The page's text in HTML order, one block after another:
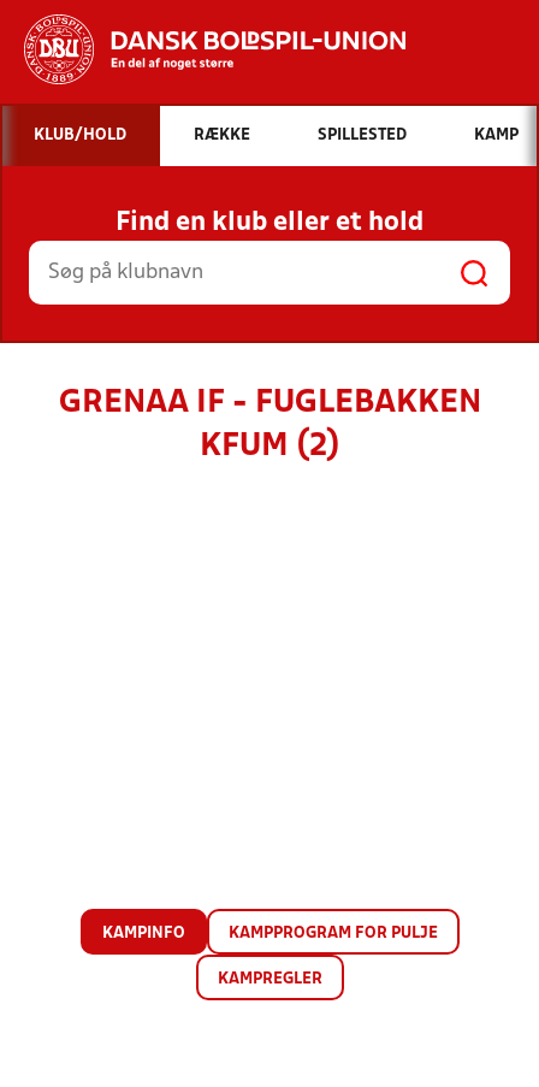
Hvad vil du søge efter?
INDHOLD OG NYHEDER
STILLINGER, RESULTATER, KLUBBER OG
HOLD
KLUB/HOLD RÆKKE SPILLESTED KAMP
Find en klub eller et hold
GRENAA IF - FUGLEBAKKEN
KFUM (2)
KAMPINFO KAMPPROGRAM FOR PULJE
KAMPREGLER